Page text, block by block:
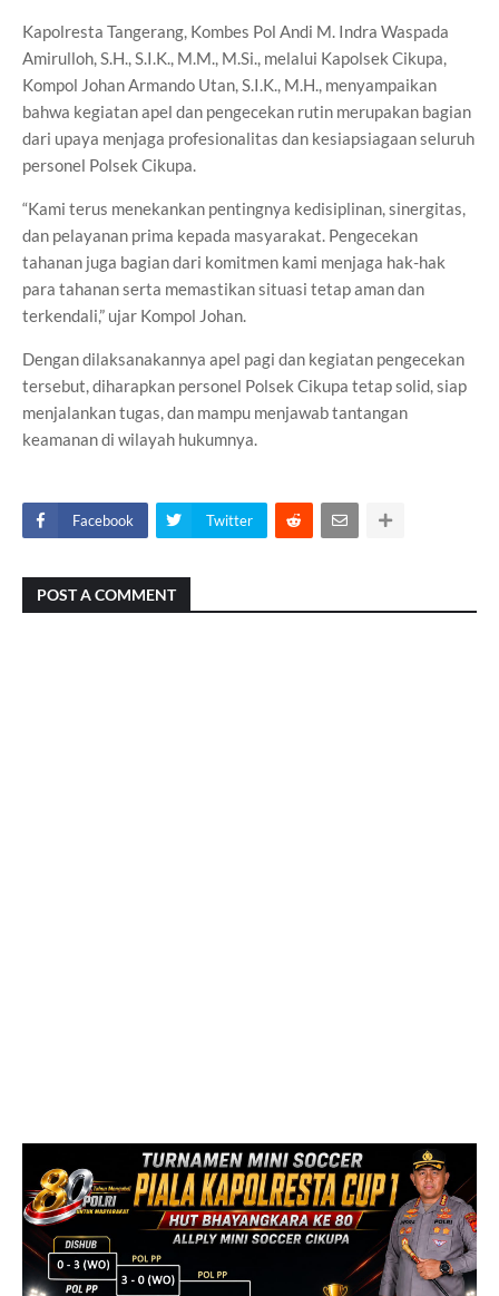
Kapolresta Tangerang, Kombes Pol Andi M. Indra Waspada
Amirulloh, S.H., S.I.K., M.M., M.Si., melalui Kapolsek Cikupa,
Kompol Johan Armando Utan, S.I.K., M.H., menyampaikan
bahwa kegiatan apel dan pengecekan rutin merupakan bagian
dari upaya menjaga profesionalitas dan kesiapsiagaan seluruh
personel Polsek Cikupa.
“Kami terus menekankan pentingnya kedisiplinan, sinergitas,
dan pelayanan prima kepada masyarakat. Pengecekan
tahanan juga bagian dari komitmen kami menjaga hak-hak
para tahanan serta memastikan situasi tetap aman dan
terkendali,” ujar Kompol Johan.
Dengan dilaksanakannya apel pagi dan kegiatan pengecekan
tersebut, diharapkan personel Polsek Cikupa tetap solid, siap
menjalankan tugas, dan mampu menjawab tantangan
keamanan di wilayah hukumnya.
Facebook Twitter
POST A COMMENT